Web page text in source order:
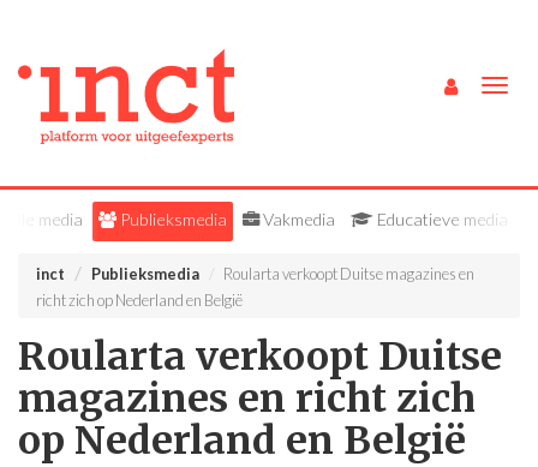
Alle media Publieksmedia Vakmedia Educatieve media
inct Publieksmedia
Roularta verkoopt Duitse magazines en
richt zich op Nederland en België
Roularta verkoopt Duitse
magazines en richt zich
op Nederland en België